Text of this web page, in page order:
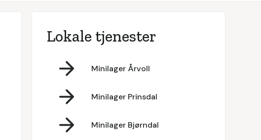
Lokale tjenester
Minilager Årvoll
Minilager Prinsdal
Minilager Bjørndal